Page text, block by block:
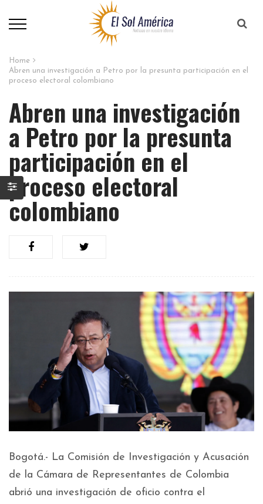
Home
Abren una investigación a Petro por la presunta participación en el
proceso electoral colombiano
Abren una investigación
a Petro por la presunta
participación en el
proceso electoral
colombiano
Bogotá.- La Comisión de Investigación y Acusación
de la Cámara de Representantes de Colombia
abrió una investigación de oficio contra el